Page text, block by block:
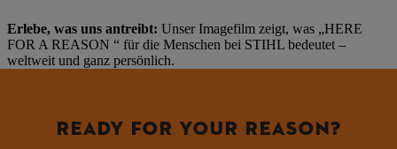
Erlebe, was uns antreibt: Unser Imagefilm zeigt, was „HERE
FOR A REASON “ für die Menschen bei STIHL bedeutet –
weltweit und ganz persönlich.
READY FOR YOUR REASON?